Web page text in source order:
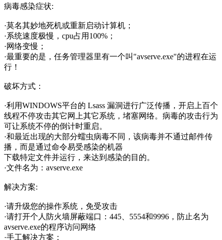
病毒感染症状:
·莫名其妙地死机或重新启动计算机；
·系统速度极慢，cpu占用100%；
·网络变慢；
·最重要的是，任务管理器里有一个叫"avserve.exe"的进程在运
行！
破坏方式：
·利用WINDOWS平台的 Lsass 漏洞进行广泛传播，开启上百个
线程不停攻击其它网上其它系统，堵塞网络。病毒的攻击行为
可让系统不停的倒计时重启。
·和最近出现的大部分蠕虫病毒不同，该病毒并不通过邮件传
播，而是通过命令易受感染的机器
下载特定文件并运行，来达到感染的目的。
·文件名为：avserve.exe
解决方案:
·请升级您的操作系统，免受攻击
·请打开个人防火墙屏蔽端口：445、5554和9996，防止名为
avserve.exe的程序访问网络
·手工解决方案：